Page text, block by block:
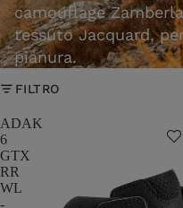
camouflage
tessuto Jacquard,
pianura.
FILTRO
ADAK
6
GTX
RR
WL
-